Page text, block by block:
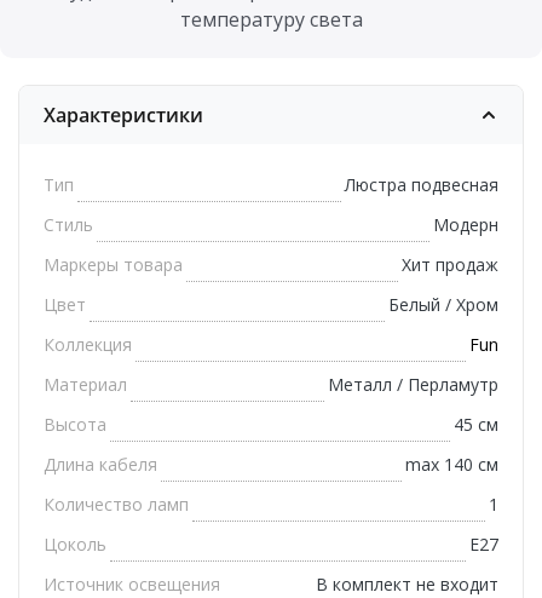
температуру света
Характеристики
Тип
Люстра подвесная
Стиль
Модерн
Маркеры товара
Хит продаж
Цвет
Белый / Хром
Коллекция
Fun
Материал
Металл / Перламутр
Высота
45 см
Длина кабеля
max 140 см
Количество ламп
1
Цоколь
E27
Источник освещения
В комплект не входит